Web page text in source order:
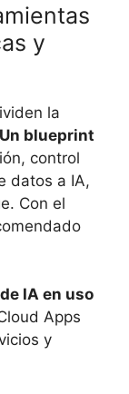
y
la
Un blueprint
control
datos a IA,
Con el
IA en uso
Apps
y